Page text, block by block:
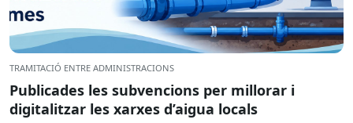
TRAMITACIÓ ENTRE ADMINISTRACIONS
Publicades les subvencions per millorar i
digitalitzar les xarxes d’aigua locals